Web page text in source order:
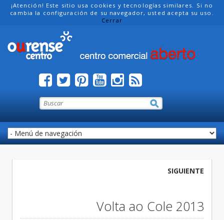
¡Atención! Este sitio usa cookies y tecnologías similares. Si no
cambia la configuración de su navegador, usted acepta su uso.
Cerrar
SIGUIENTE
Volta ao Cole 2013